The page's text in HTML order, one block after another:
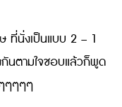
ษ ที่นั่งเป็นแบบ 2 – 1
นตามใจชอบแล้วก็พูด
ๆๆๆๆ